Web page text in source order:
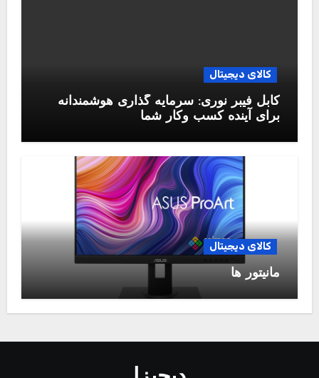
کالای دیجیتال
کابل فیبر نوری: سرمایه گذاری هوشمندانه
برای آینده کسب وکار شما
کالای دیجیتال
مانیتور ها